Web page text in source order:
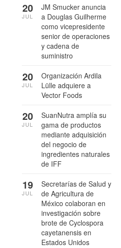
JM Smucker anuncia
a Douglas Guilherme
como vicepresidente
senior de operaciones
y cadena de
suministro
20
JUL
Organización Ardila
Lülle adquiere a
Vector Foods
20
JUL
SuanNutra amplía su
gama de productos
mediante adquisición
del negocio de
ingredientes naturales
de IFF
20
JUL
Secretarías de Salud y
de Agricultura de
México colaboran en
investigación sobre
brote de Cyclospora
cayetanensis en
Estados Unidos
19
JUL